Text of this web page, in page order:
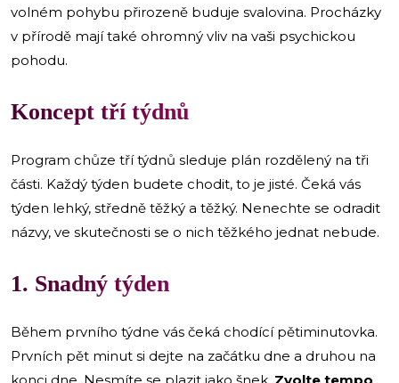
volném pohybu přirozeně buduje svalovina. Procházky
v přírodě mají také ohromný vliv na vaši psychickou
pohodu.
Koncept tří týdnů
Program chůze tří týdnů sleduje plán rozdělený na tři
části. Každý týden budete chodit, to je jisté. Čeká vás
týden lehký, středně těžký a těžký. Nenechte se odradit
názvy, ve skutečnosti se o nich těžkého jednat nebude.
1. Snadný týden
Během prvního týdne vás čeká chodící pětiminutovka.
Prvních pět minut si dejte na začátku dne a druhou na